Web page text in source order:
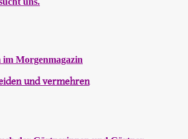
Morgenmagazin
und vermehren